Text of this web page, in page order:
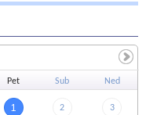
Pet Sub Ned
1 2 3